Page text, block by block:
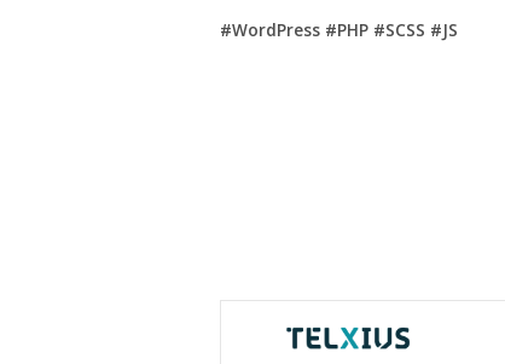
#WordPress #PHP #SCSS #JS